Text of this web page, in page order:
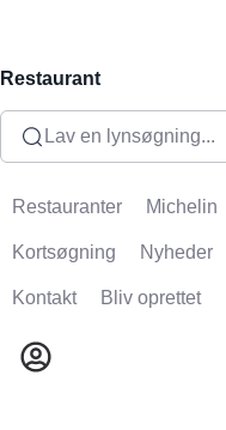
Restaurant
Lav en lynsøgning...
Restauranter Michelin
Kortsøgning Nyheder
Kontakt Bliv oprettet